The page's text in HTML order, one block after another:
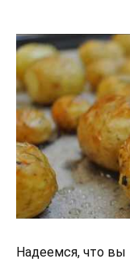
Надеемся, что вы